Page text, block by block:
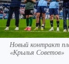
Новый контракт
«Крылья Советов»